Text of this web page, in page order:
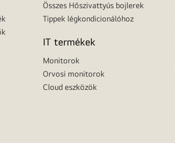
Összes Hőszivattyús bojlerek
Tippek légkondicionálóhoz
IT termékek
Monitorok
Orvosi monitorok
Cloud eszközök